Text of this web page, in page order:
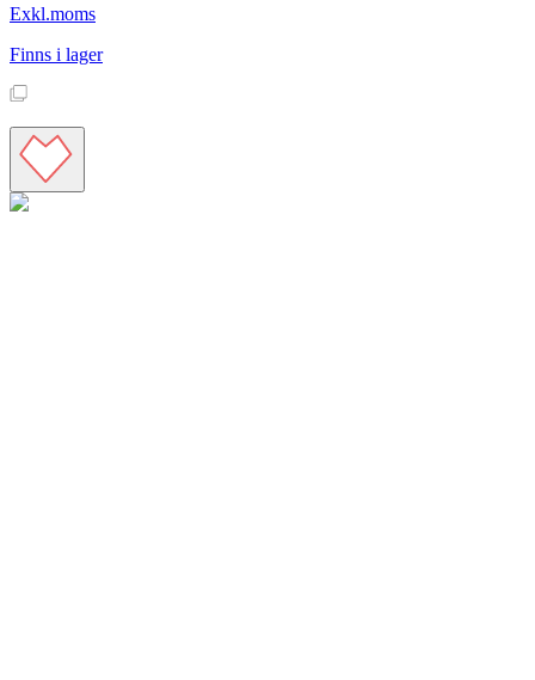
Exkl.moms
Finns i lager